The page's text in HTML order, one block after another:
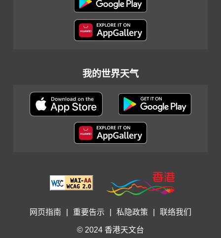
我的世界天气
网页指南 重要告示 私隐政策 联络我们
© 2024 香港天文台